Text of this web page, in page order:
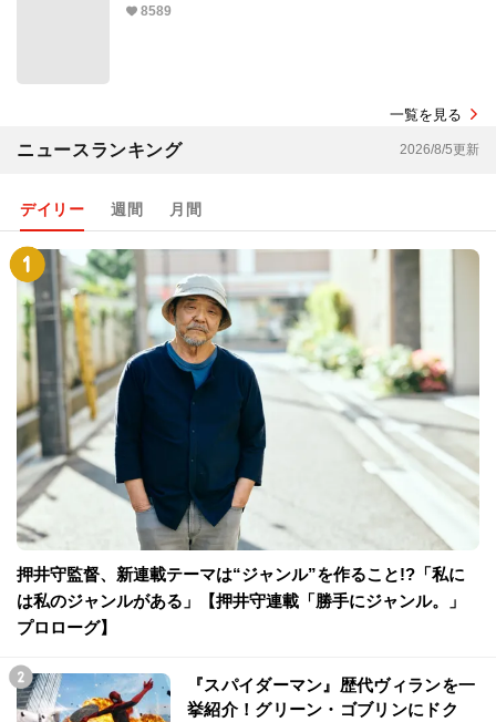
8589
一覧を見る
ニュースランキング 2026/8/5更新
デイリー 週間 月間
押井守監督、新連載テーマは“ジャンル”を作ること!?「私に
は私のジャンルがある」【押井守連載「勝手にジャンル。」
プロローグ】
『スパイダーマン』歴代ヴィランを一
挙紹介！グリーン・ゴブリンにドク